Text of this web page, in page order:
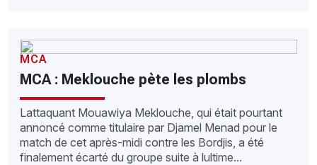
MCA
MCA : Meklouche pète les plombs
Lattaquant Mouawiya Meklouche, qui était pourtant
annoncé comme titulaire par Djamel Menad pour le
match de cet après-midi contre les Bordjis, a été
finalement écarté du groupe suite à lultime...